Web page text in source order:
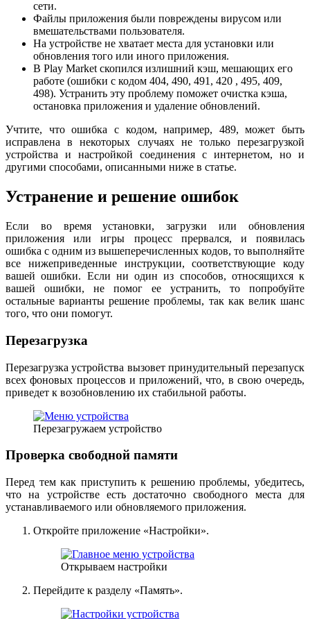
сети.
Файлы приложения были повреждены вирусом или
вмешательствами пользователя.
На устройстве не хватает места для установки или
обновления того или иного приложения.
В Play Market скопился излишний кэш, мешающих его
работе (ошибки с кодом 404, 490, 491, 420 , 495, 409,
498). Устранить эту проблему поможет очистка кэша,
остановка приложения и удаление обновлений.
Учтите, что ошибка с кодом, например, 489, может быть
исправлена в некоторых случаях не только перезагрузкой
устройства и настройкой соединения с интернетом, но и
другими способами, описанными ниже в статье.
Устранение и решение ошибок
Если во время установки, загрузки или обновления
приложения или игры процесс прервался, и появилась
ошибка с одним из вышеперечисленных кодов, то выполняйте
все нижеприведенные инструкции, соответствующие коду
вашей ошибки. Если ни один из способов, относящихся к
вашей ошибки, не помог ее устранить, то попробуйте
остальные варианты решение проблемы, так как велик шанс
того, что они помогут.
Перезагрузка
Перезагрузка устройства вызовет принудительный перезапуск
всех фоновых процессов и приложений, что, в свою очередь,
приведет к возобновлению их стабильной работы.
Перезагружаем устройство
Проверка свободной памяти
Перед тем как приступить к решению проблемы, убедитесь,
что на устройстве есть достаточно свободного места для
устанавливаемого или обновляемого приложения.
Откройте приложение «Настройки».
Открываем настройки
Перейдите к разделу «Память».